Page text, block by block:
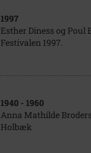
1997
Esther Diness og Poul
Festivalen 1997.
1940 - 1960
Anna Mathilde
Holbæk